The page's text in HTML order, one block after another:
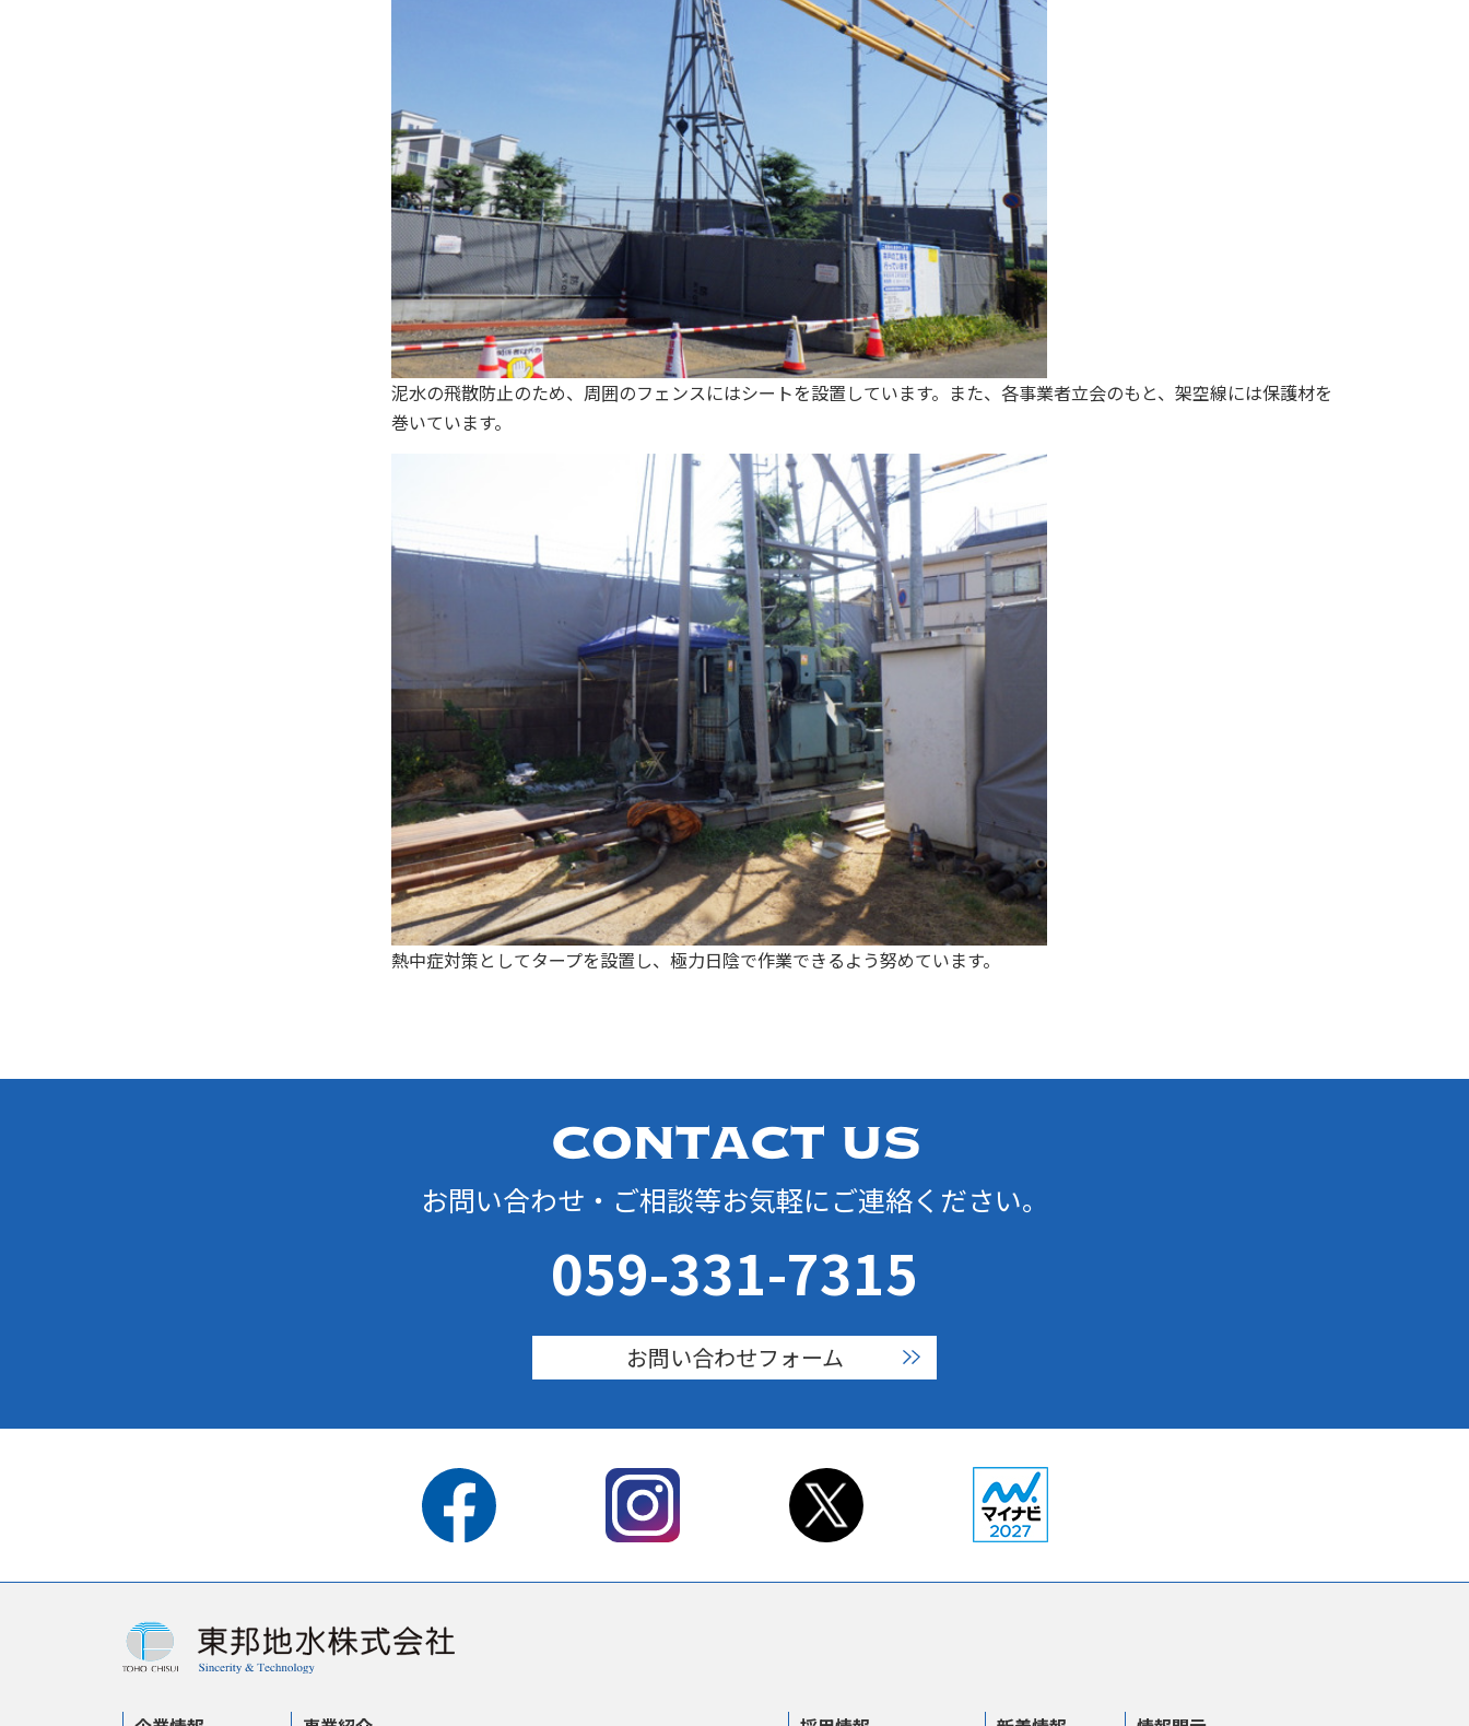
泥水の飛散防止のため、周囲のフェンスにはシートを設置しています。また、各事業者立会のもと、架空線には保護材を
巻いています。
熱中症対策としてタープを設置し、極力日陰で作業できるよう努めています。
お問い合わせ・ご相談等お気軽にご連絡ください。
059-331-7315
お問い合わせフォーム